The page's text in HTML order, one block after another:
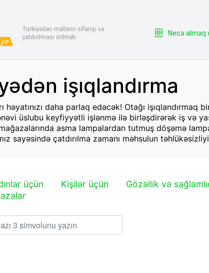
Türkiyədən malların sifarişi və
çatdırılması xidməti
Necə almaq
işıqlandırma
həyatınızı daha parlaq edəcək! Otağı
üslubu keyfiyyətli işlənmə ilə birləşdirərək iş və
mağazalarında asma lampalardan tutmuş döşəmə
sayəsində çatdırılma zamanı məhsulun
üçün Kişilər üçün Gözəllik və